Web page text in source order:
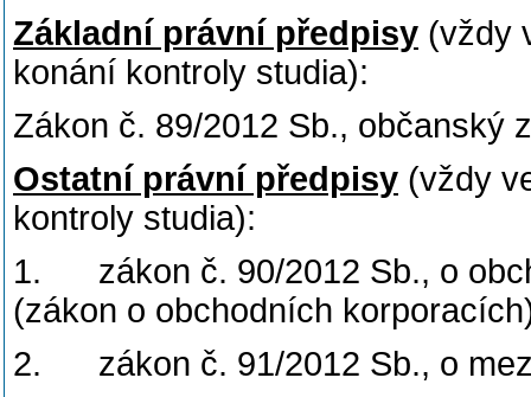
Základní právní předpisy (vždy
konání kontroly studia):
Zákon č. 89/2012 Sb., občanský
Ostatní právní předpisy (vždy
kontroly studia):
1. zákon č. 90/2012 Sb., o
(zákon o obchodních
2. zákon č. 91/2012 Sb., o